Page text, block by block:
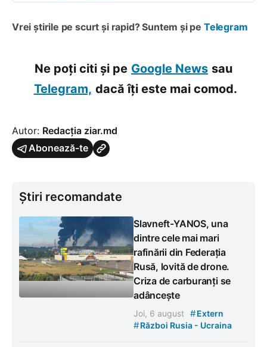
Vrei știrile pe scurt și rapid? Suntem și pe Telegram
Ne poți citi și pe Google News sau
Telegram, dacă îți este mai comod.
Autor: Redacția ziar.md
Abonează-te
Știri recomandate
Slavneft-YANOS, una
dintre cele mai mari
rafinării din Federația
Rusă, lovită de drone.
Criza de carburanți se
adâncește
Joi, 6 august #Extern
#Război Rusia - Ucraina